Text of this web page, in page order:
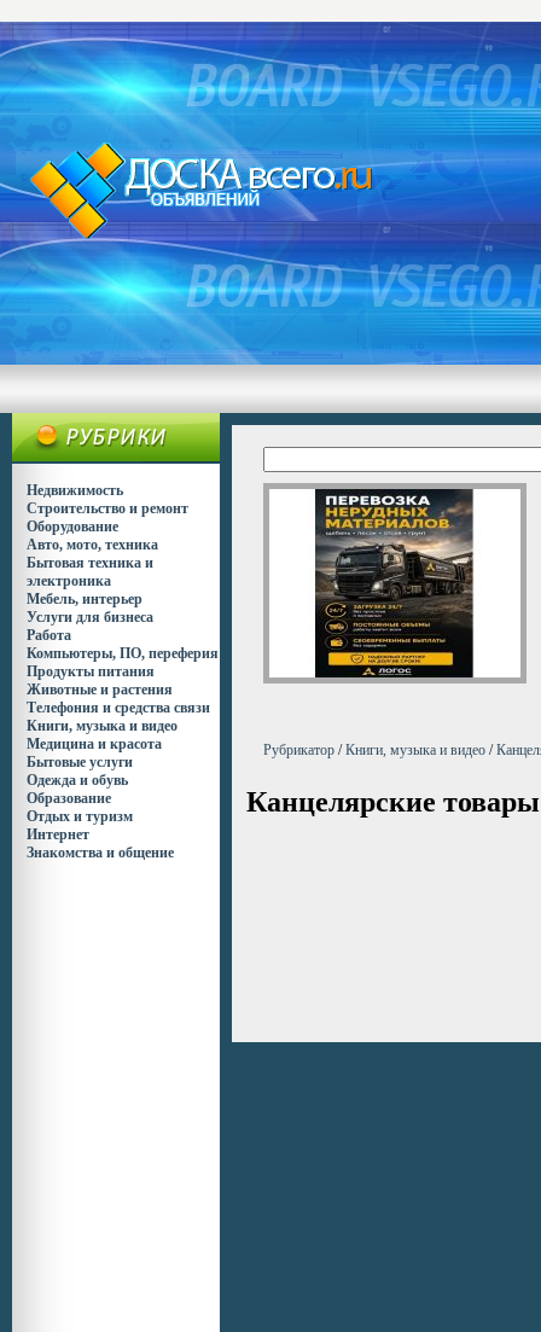
Недвижимость
Строительство и ремонт
Оборудование
Авто, мото, техника
Бытовая техника и
электроника
Мебель, интерьер
Услуги для бизнеса
Работа
Компьютеры, ПО, переферия
Продукты питания
Животные и растения
Телефония и средства связи
Книги, музыка и видео
Медицина и красота
Бытовые услуги
Одежда и обувь
Образование
Отдых и туризм
Интернет
Знакомства и общение
Рубрикатор /Книги, музыка и видео /
Канцелярские товары